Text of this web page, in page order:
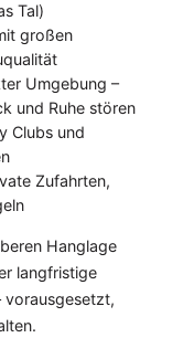
Tal)
großen
Umgebung –
und Ruhe stören
Clubs und
Zufahrten,
Hanglage
langfristige
vorausgesetzt,